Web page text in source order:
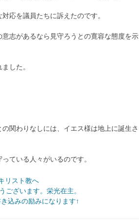
応を議員たちに訴えたのです。
志があるなら見守ろうとの寛容な態度を示
した。
関わりなしには、イエス様は地上に誕生さ
ている人々がいるのです。
ざいます。栄光在主。
込みの励みになります↑